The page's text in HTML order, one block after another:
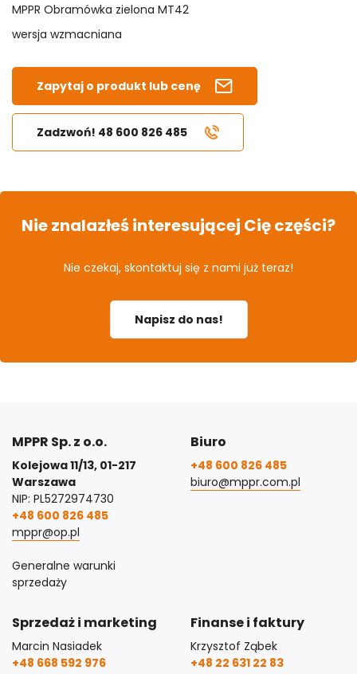
MPPR Obramówka zielona MT42
wersja wzmacniana
Zapytaj o produkt lub cenę
Zadzwoń! 48 600 826 485
Nie znalazłeś interesującej Cię części?
Nie czekaj, skontaktuj się z nami już teraz!
Napisz do nas!
MPPR Sp. z o.o.
Kolejowa 11/13, 01-217
Warszawa
NIP: PL5272974730
+48 600 826 485
mppr@op.pl
Generalne warunki
sprzedaży
Biuro
+48 600 826 485
biuro@mppr.com.pl
Sprzedaż i marketing
Marcin Nasiadek
+48 668 592 976
Finanse i faktury
Krzysztof Ząbek
+48 22 631 22 83